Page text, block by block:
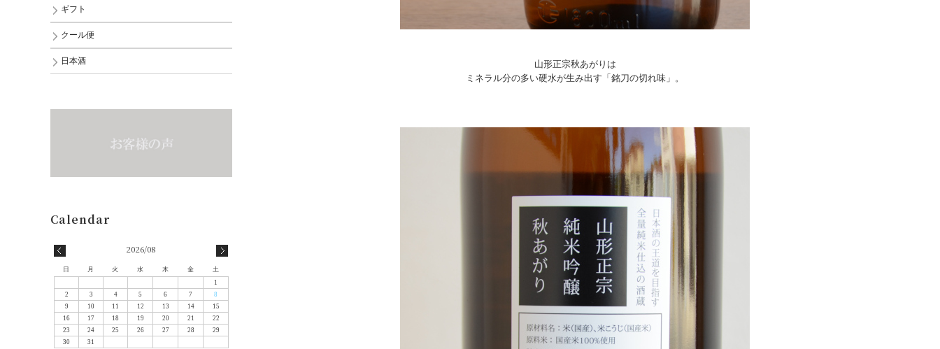
山形正宗秋あがりは
ミネラル分の多い硬水が生み出す「銘刀の切れ味」。
ギフト
クール便
日本酒
2026/08
日 月 火 水 木 金
土
1
2
3 4 5 6 7
8
9
10 11 12 13 14
15
16
17 18 19 20 21
22
23
24 25 26 27 28
29
30
31